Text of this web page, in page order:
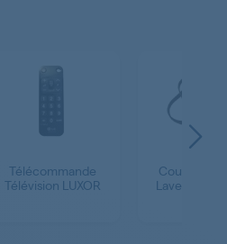
Télécommande
Télévision LUXOR
Courroie -
Lave-linge